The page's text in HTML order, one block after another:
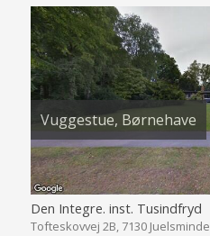
Vuggestue, Børnehave
Den Integre. inst. Tusindfryd
Tofteskovvej 2B, 7130 Juelsminde